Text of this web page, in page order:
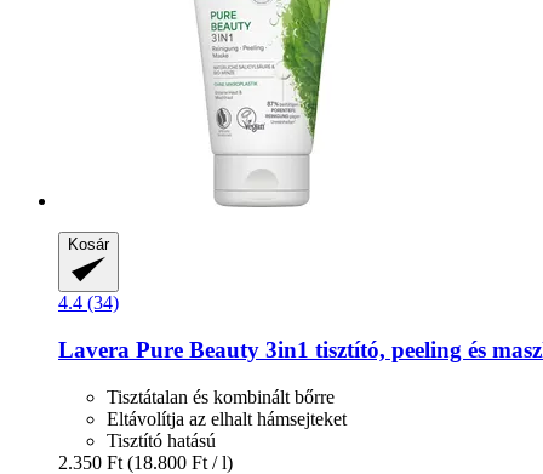
Kosár
4.4 (34)
Lavera Pure Beauty 3in1 tisztító, peeling és
Tisztátalan és kombinált bőrre
Eltávolítja az elhalt hámsejteket
Tisztító hatású
2.350 Ft (18.800 Ft / l)